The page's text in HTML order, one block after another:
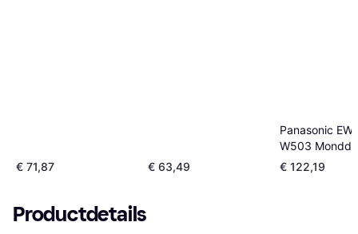
€ 71,87 € 63,49
Panasonic
W503
Wit
€ 122,19
Productdetails